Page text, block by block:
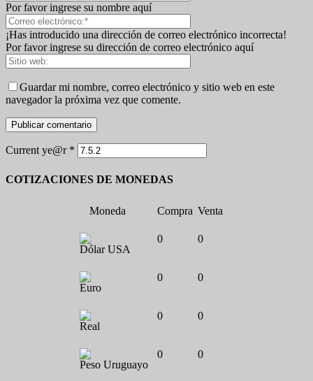
Por favor ingrese su nombre aquí
¡Has introducido una dirección de correo electrónico incorrecta!
Por favor ingrese su dirección de correo electrónico aquí
Guardar mi nombre, correo electrónico y sitio web en este
navegador la próxima vez que comente.
Current ye@r *
COTIZACIONES DE MONEDAS
Moneda Compra Venta
Dólar USA
0 0
Euro
0 0
Real
0 0
Peso Uruguayo
0 0